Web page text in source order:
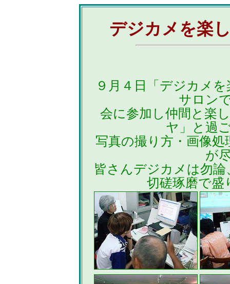
デジカメを楽
９月４日「デジカメ
サロン
会に参加し仲間と楽
ヤ」と過
写真の撮り方・画像
が
皆さんデジカメは勿
切磋琢磨で盛